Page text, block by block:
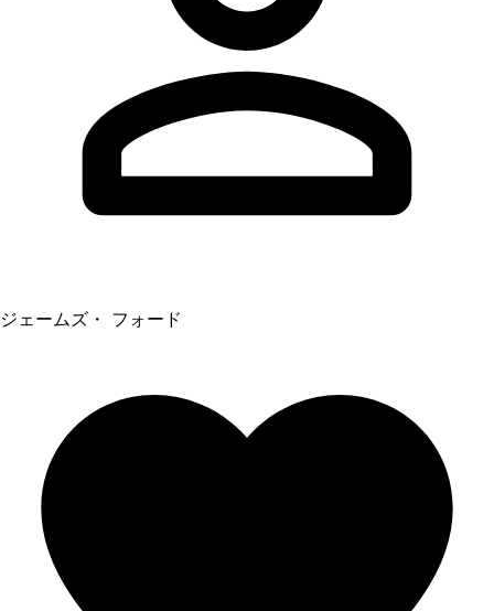
ジェームズ・ フォード